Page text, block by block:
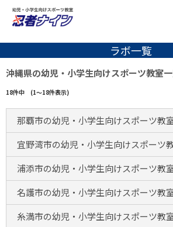
ラボ一覧
沖縄県の幼児・小学生向けスポーツ教室
18件中 (1～18件表示)
那覇市の幼児・小学生向けスポーツ教
宜野湾市の幼児・小学生向けスポーツ
浦添市の幼児・小学生向けスポーツ教
名護市の幼児・小学生向けスポーツ教
糸満市の幼児・小学生向けスポーツ教